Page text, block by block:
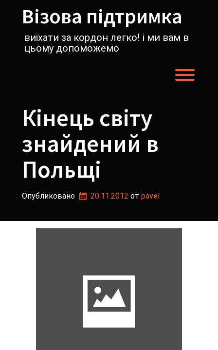
содержимомуВізова підтримка
виїхати за кордон легко! і ми вам в
цьому допоможемо
Кінець світу
знайдений в
Польщі
Опубликовано 20.11.2012 от pavel